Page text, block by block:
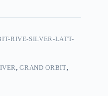
RIVE-SILVER-LATT-
,GRAND ORBIT,